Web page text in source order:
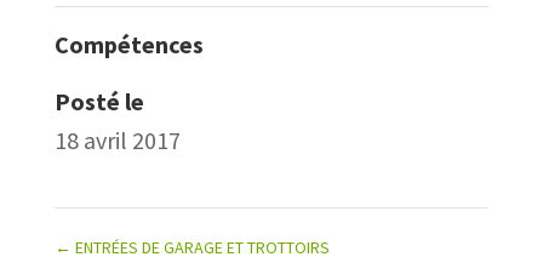
Compétences
Posté le
18 avril 2017
← ENTRÉES DE GARAGE ET TROTTOIRS